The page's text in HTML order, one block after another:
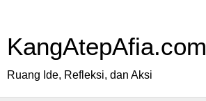
KangAtepAfia.com
Ruang Ide, Refleksi, dan Aksi